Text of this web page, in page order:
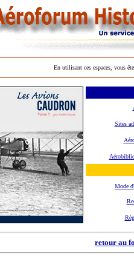
En utilisant ces espaces, vous
Sites
Mode
retour au